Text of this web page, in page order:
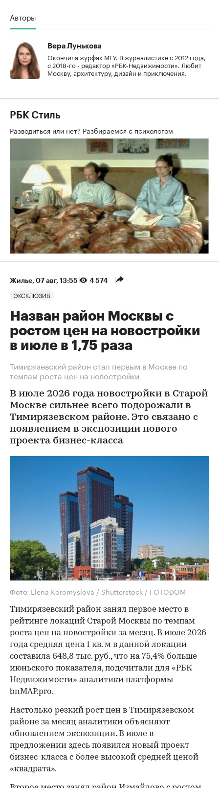
Авторы
Вера Лунькова
Окончила журфак МГУ. В журналистике с 2012 года,
с 2018-го - редактор «РБК-Недвижимости». Любит
Москву, архитектуру, дизайн и приключения.
РБК Стиль
Разводиться или нет? Разбираемся с психологом
Жилье⁠, 07 авг, 13:55 4 574
ЭКСКЛЮЗИВ
Назван район Москвы с
ростом цен на новостройки
в июле в 1,75 раза
Тимирязевский район стал первым в Москве по
темпам роста цен на новостройки
В июле 2026 года новостройки в Старой
Москве сильнее всего подорожали в
Тимирязевском районе. Это связано с
появлением в экспозиции нового
проекта бизнес-класса
Фото: Elena Koromyslova / Shutterstock / FOTODOM
Тимирязевский район занял первое место в
рейтинге локаций Старой Москвы по темпам
роста цен на новостройки за месяц. В июле 2026
года средняя цена 1 кв. м в данной локации
составила 648,8 тыс. руб., что на 75,4% больше
июньского показателя, подсчитали для «РБК
Недвижимости» аналитики платформы
bnMAP.pro.
Настолько резкий рост цен в Тимирязевском
районе за месяц аналитики объясняют
обновлением экспозиции. В июле в
предложении здесь появился новый проект
бизнес-класса с более высокой средней ценой
«квадрата».